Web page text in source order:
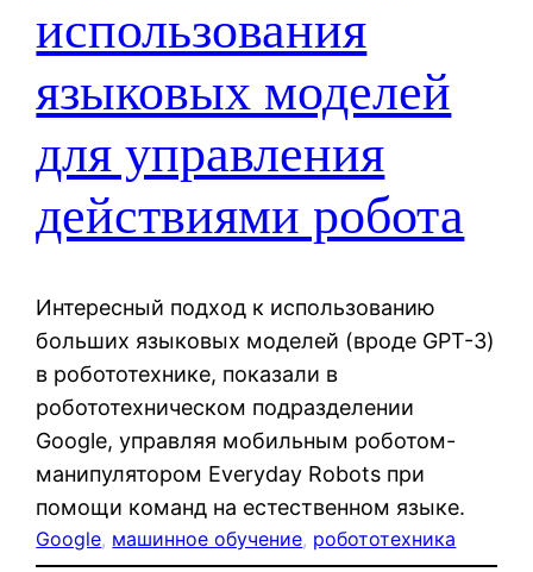
использования
языковых моделей
для управления
действиями робота
Интересный подход к использованию
больших языковых моделей (вроде GPT-3)
в робототехнике, показали в
робототехническом подразделении
Google, управляя мобильным роботом-
манипулятором Everyday Robots при
помощи команд на естественном языке.
Google, машинное обучение, робототехника